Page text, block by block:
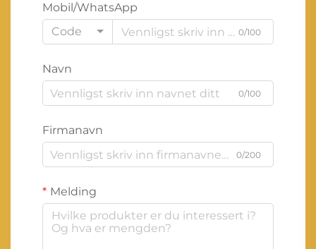
Mobil/WhatsApp
Code
0/100
Navn
0/100
Firmanavn
0/200
Melding